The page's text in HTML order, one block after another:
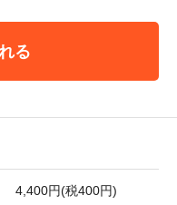
る
4,400円(税400円)